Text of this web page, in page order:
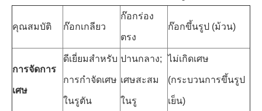
คุณสมบัติ ก๊อกเกลียว
ก๊อกร่อง
ตรง
ก๊อกขึ้นรูป (ม้วน)
การจัดการ
เศษ
ดีเยี่ยมสำหรับ
การกำจัดเศษ
ในรูตัน
ปานกลาง;
เศษสะสม
ในรู
ไม่เกิดเศษ
(กระบวนการขึ้นรูป
เย็น)